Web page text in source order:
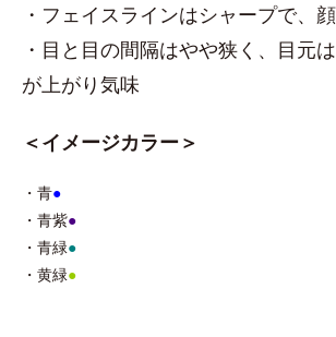
・フェイスラインはシャープで、
・目と目の間隔はやや狭く、目元
が上がり気味
＜イメージカラー＞
・青●
・青紫●
・青緑●
・黄緑●